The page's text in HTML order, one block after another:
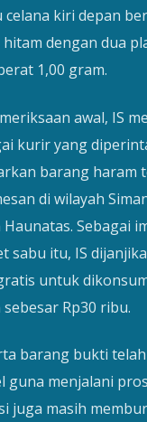
celana kiri depan
dengan dua
1,00 gram.
awal, IS
kurir yang
barang haram
di wilayah
Sebagai
sabu itu, IS
untuk
Rp30 ribu.
barang bukti
guna menjalani
juga masih